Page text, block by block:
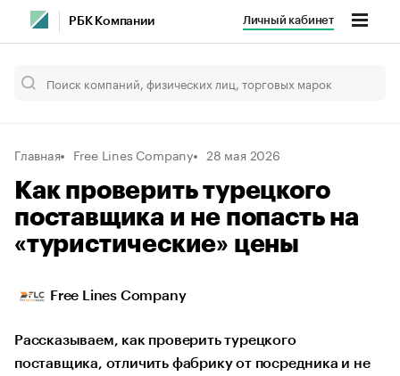
РБК Компании Личный кабинет
Главная Free Lines Company 28 мая 2026
Как проверить турецкого
поставщика и не попасть на
«туристические» цены
Free Lines Company
Рассказываем, как проверить турецкого
поставщика, отличить фабрику от посредника и не